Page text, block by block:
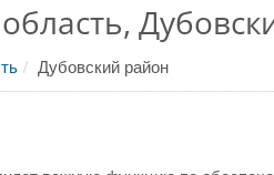
Дубовский район